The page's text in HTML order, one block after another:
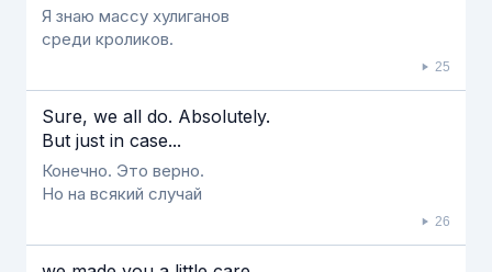
Я знаю массу хулиганов
среди кроликов.
25
Sure, we all do. Absolutely.
But just in case...
Конечно. Это верно.
Но на всякий случай
26